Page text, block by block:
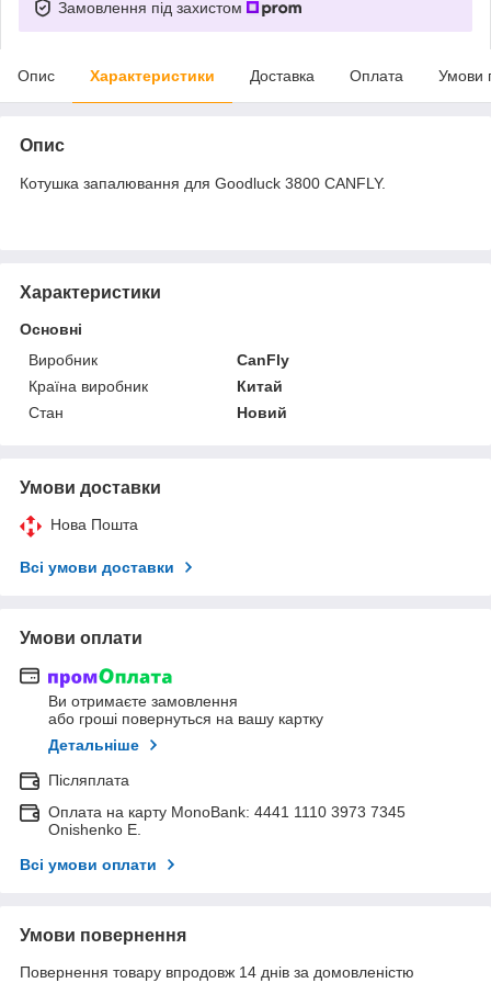
Замовлення під захистом
Опис Характеристики Доставка Оплата Умови
Опис
Котушка запалювання для Goodluck 3800 CANFLY.
Характеристики
Основні
Виробник
CanFly
Країна виробник
Китай
Стан
Новий
Умови доставки
Нова Пошта
Всі умови доставки
Умови оплати
Ви отримаєте замовлення
або гроші повернуться на вашу картку
Детальніше
Післяплата
Оплата на карту MonoBank: 4441 1110 3973 7345
Onishenko E.
Всі умови оплати
Умови повернення
Повернення товару впродовж 14 днів за домовленістю